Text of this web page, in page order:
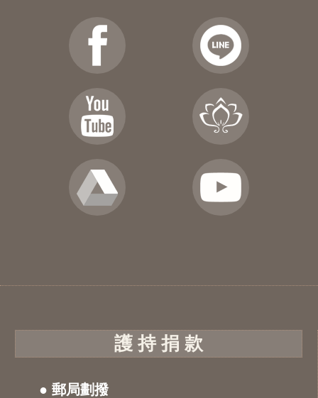
護 持 捐 款
● 郵局劃撥